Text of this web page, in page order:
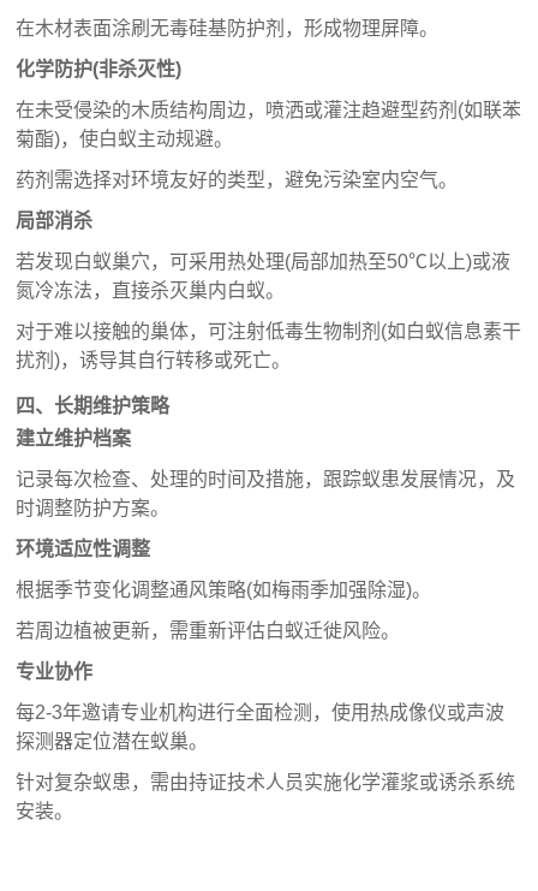
在木材表面涂刷无毒硅基防护剂，形成物理屏障。
化学防护(非杀灭性)
在未受侵染的木质结构周边，喷洒或灌注趋避型药剂(如联苯
菊酯)，使白蚁主动规避。
药剂需选择对环境友好的类型，避免污染室内空气。
局部消杀
若发现白蚁巢穴，可采用热处理(局部加热至50℃以上)或液
氮冷冻法，直接杀灭巢内白蚁。
对于难以接触的巢体，可注射低毒生物制剂(如白蚁信息素干
扰剂)，诱导其自行转移或死亡。
四、长期维护策略
建立维护档案
记录每次检查、处理的时间及措施，跟踪蚁患发展情况，及
时调整防护方案。
环境适应性调整
根据季节变化调整通风策略(如梅雨季加强除湿)。
若周边植被更新，需重新评估白蚁迁徙风险。
专业协作
每2-3年邀请专业机构进行全面检测，使用热成像仪或声波
探测器定位潜在蚁巢。
针对复杂蚁患，需由持证技术人员实施化学灌浆或诱杀系统
安装。